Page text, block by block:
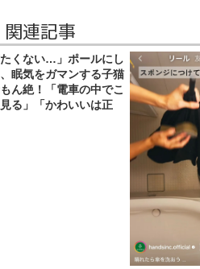
関連記事
たくない…」ポールにし
眠気をガマンする子猫
ん絶！「電車の中でこ
る」「かわいいは正